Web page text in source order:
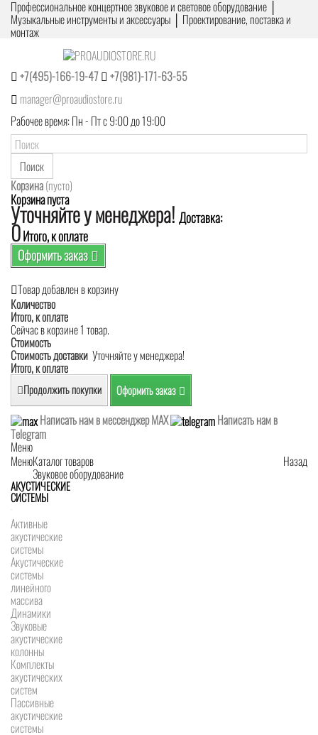
Профессиональное концертное звуковое и световое оборудование │
Музыкальные инструменты и аксессуары │ Проектирование, поставка и
монтаж
+7(495)-166-19-47
+7(981)-171-63-55
manager@proaudiostore.ru
Рабочее время: Пн - Пт с 9:00 до 19:00
Поиск
Корзина(пусто)
Корзина пуста
Уточняйте у менеджера! Доставка:
0Итого, к оплате
Оформить заказ
Товар добавлен в корзину
Количество
Итого, к оплате
Сейчас в корзине 1 товар.
Стоимость
Стоимость доставки Уточняйте у менеджера!
Итого, к оплате
Продолжить покупки Оформить заказ
Написать нам в мессенджер MAX
Написать нам в
Telegram
Меню
Меню
Назад
Каталог товаров
Звуковое оборудование
АКУСТИЧЕСКИЕ
СИСТЕМЫ
Активные
акустические
системы
Акустические
системы
линейного
массива
Динамики
Звуковые
акустические
колонны
Комплекты
акустических
систем
Пассивные
акустические
системы